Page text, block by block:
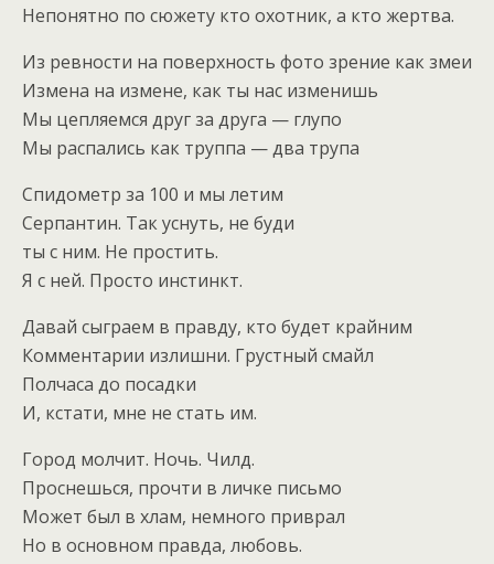
Непонятно по сюжету кто охотник, а кто жертва.
Из ревности на поверхность фото зрение как змеи
Измена на измене, как ты нас изменишь
Мы цепляемся друг за друга — глупо
Мы распались как труппа — два трупа
Спидометр за 100 и мы летим
Серпантин. Так уснуть, не буди
ты с ним. Не простить.
Я с ней. Просто инстинкт.
Давай сыграем в правду, кто будет крайним
Комментарии излишни. Грустный смайл
Полчаса до посадки
И, кстати, мне не стать им.
Город молчит. Ночь. Чилд.
Проснешься, прочти в личке письмо
Может был в хлам, немного приврал
Но в основном правда, любовь.